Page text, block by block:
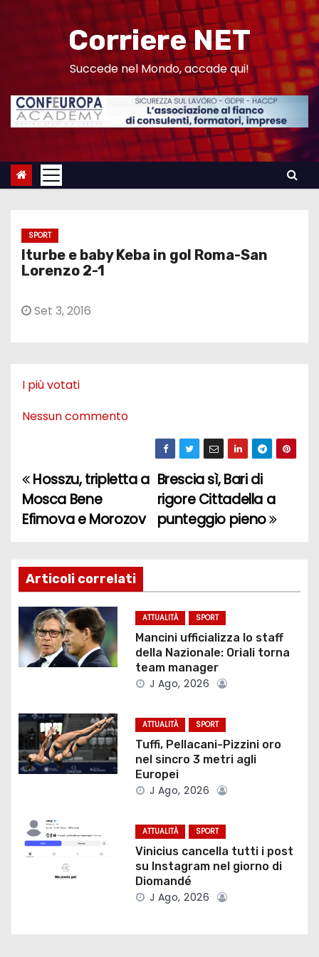
n
Corriere NET
Succede nel Mondo, accade qui!
SPORT
Iturbe e baby Keba in gol Roma-San
Lorenzo 2-1
Set 3, 2016
I più votati
Nessun commento
N
a
i
g
a
z
o
n
a
r
Brescia sì, Bari di
rigore Cittadella a
punteggio pieno
Hosszu, tripletta a
Mosca Bene
Efimova e Morozov
Articoli correlati
ATTUALITÀ SPORT
Mancini ufficializza lo staff
della Nazionale: Oriali torna
team manager
J Ago, 2026
ATTUALITÀ SPORT
Tuffi, Pellacani-Pizzini oro
nel sincro 3 metri agli
Europei
J Ago, 2026
ATTUALITÀ SPORT
Vinicius cancella tutti i post
su Instagram nel giorno di
Diomandé
J Ago, 2026